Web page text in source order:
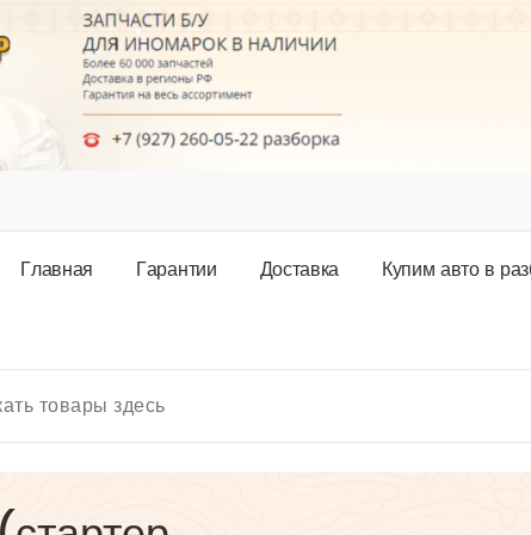
Главная Гарантии Доставка Купим авто в раз